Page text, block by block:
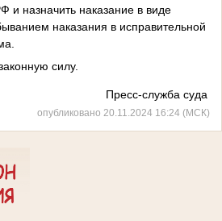
и назначить наказание в виде
наказания в исправительной
силу.
Пресс-служба суда
опубликовано 20.11.2024 16:24 (МСК)